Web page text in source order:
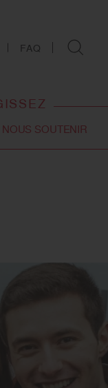
FAQ
NOUS SOUTENIR
Tous les moyens de nous